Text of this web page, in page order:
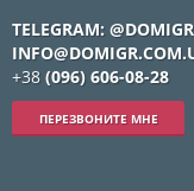
TELEGRAM:
+38 (096) 606-08-28
ПЕРЕЗВОНИТЕ МНЕ